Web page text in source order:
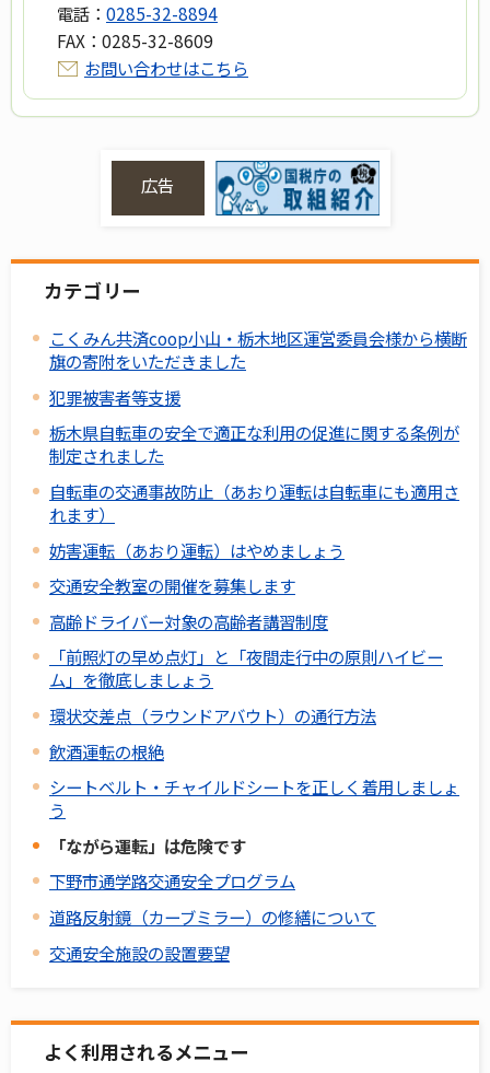
電話： 0285-32-8894
FAX： 0285-32-8609
お問い合わせはこちら
広告
カテゴリー
こくみん共済coop小山・栃木地区運営委員会様から横断
旗の寄附をいただきました
犯罪被害者等支援
栃木県自転車の安全で適正な利用の促進に関する条例が
制定されました
自転車の交通事故防止（あおり運転は自転車にも適用さ
れます）
妨害運転（あおり運転）はやめましょう
交通安全教室の開催を募集します
高齢ドライバー対象の高齢者講習制度
「前照灯の早め点灯」と「夜間走行中の原則ハイビー
ム」を徹底しましょう
環状交差点（ラウンドアバウト）の通行方法
飲酒運転の根絶
シートベルト・チャイルドシートを正しく着用しましょ
う
「ながら運転」は危険です
下野市通学路交通安全プログラム
道路反射鏡（カーブミラー）の修繕について
交通安全施設の設置要望
よく利用されるメニュー